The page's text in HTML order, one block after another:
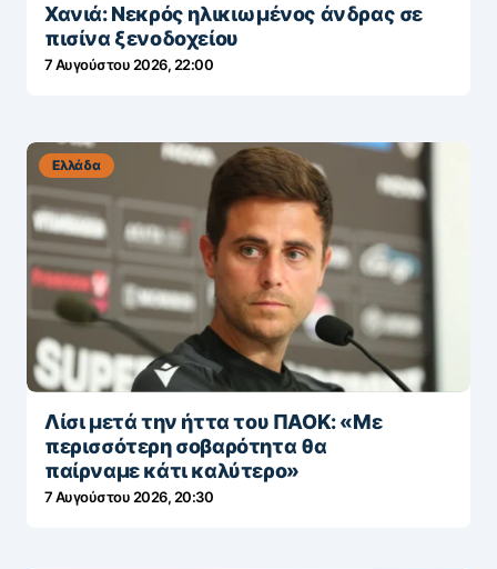
Χανιά: Νεκρός ηλικιωμένος άνδρας σε
πισίνα ξενοδοχείου
7 Αυγούστου 2026, 22:00
Ελλάδα
Λίσι μετά την ήττα του ΠΑΟΚ: «Με
περισσότερη σοβαρότητα θα
παίρναμε κάτι καλύτερο»
7 Αυγούστου 2026, 20:30